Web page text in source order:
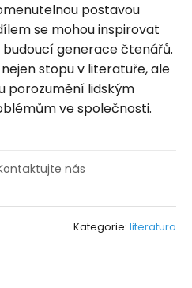
postavou
se mohou inspirovat
budoucí generace čtenářů.
stopu v literatuře, ale
porozumění lidským
ve společnosti.
nás
Kategorie: literatura